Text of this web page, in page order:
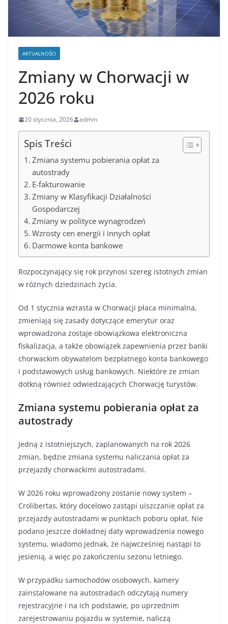
AKTUALNOŚCI
Zmiany w Chorwacji w
2026 roku
20 stycznia, 2026 admin
Spis Treści
Zmiana systemu pobierania opłat za
autostrady
E-fakturowanie
Zmiany w Klasyfikacji Działalności
Gospodarczej
Zmiany w polityce wynagrodzeń
Wzrosty cen energii i innych opłat
Darmowe konta bankowe
Rozpoczynający się rok przynosi szereg istotnych zmian
w różnych dziedzinach życia.
Od 1 stycznia wzrasta w Chorwacji płaca minimalna,
zmieniają się zasady dotyczące emerytur oraz
wprowadzona zostaje obowiązkowa elektroniczna
fiskalizacja, a także obowiązek zapewnienia przez banki
chorwackim obywatelom bezpłatnego konta bankowego
i podstawowych usług bankowych. Niektóre ze zmian
dotkną również odwiedzających Chorwację turystów.
Zmiana systemu pobierania opłat za
autostrady
Jedną z istotniejszych, zaplanowanych na rok 2026
zmian, będzie zmiana systemu naliczania opłat za
przejazdy chorwackimi autostradami.
W 2026 roku wprowadzony zostanie nowy system –
Crolibertas, który docelowo zastąpi uiszczanie opłat za
przejazdy autostradami w punktach poboru opłat. Nie
podano jeszcze dokładnej daty wprowadzenia nowego
systemu, wiadomo jednak, że najwcześniej nastąpi to
jesienią, a więc po zakończeniu sezonu letniego.
W przypadku samochodów osobowych, kamery
zainstalowane na autostradach odczytają numery
rejestracyjne i na ich podstawie, po uprzednim
zarejestrowaniu pojazdu w systemie, naliczą